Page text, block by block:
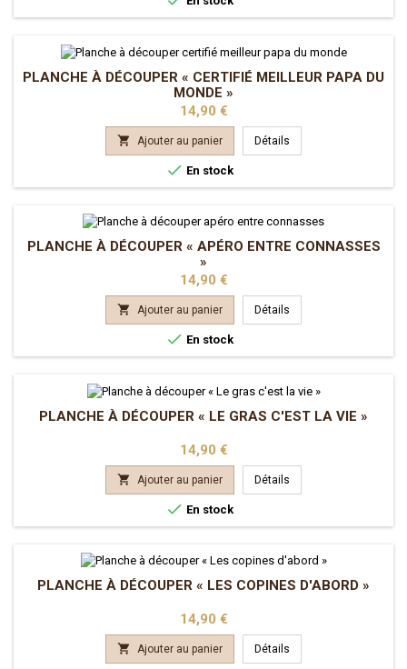
PLANCHE À DÉCOUPER « CERTIFIÉ MEILLEUR PAPA DU
MONDE »
Prix
14,90 €
 Ajouter au panier Détails
 En stock
PLANCHE À DÉCOUPER « APÉRO ENTRE CONNASSES
»
Prix
14,90 €
 Ajouter au panier Détails
 En stock
PLANCHE À DÉCOUPER « LE GRAS C'EST LA VIE »
Prix
14,90 €
 Ajouter au panier Détails
 En stock
PLANCHE À DÉCOUPER « LES COPINES D'ABORD »
Prix
14,90 €
 Ajouter au panier Détails